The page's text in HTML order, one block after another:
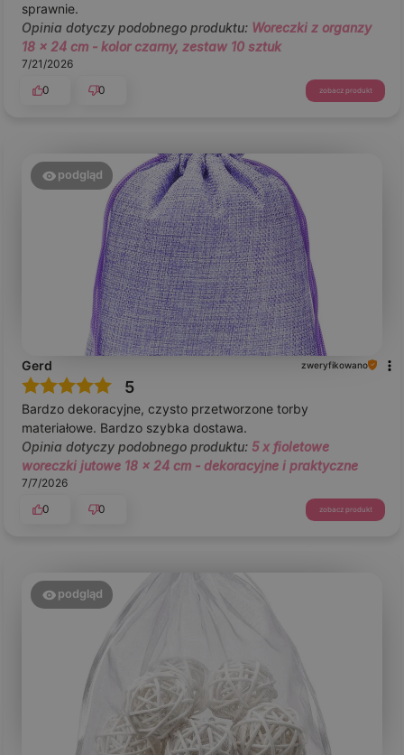
sprawnie.
Opinia dotyczy podobnego produktu: Woreczki z organzy
18 x 24 cm - kolor czarny, zestaw 10 sztuk
7/21/2026
0
0 zobacz produkt
podgląd
Gerd zweryfikowano
5
Bardzo dekoracyjne, czysto przetworzone torby
materiałowe. Bardzo szybka dostawa.
Opinia dotyczy podobnego produktu: 5 x fioletowe
woreczki jutowe 18 x 24 cm - dekoracyjne i praktyczne
7/7/2026
0
0 zobacz produkt
podgląd